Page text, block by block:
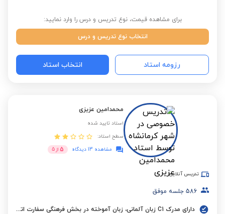
برای مشاهده قیمت، نوع تدریس و درس را وارد نمایید:
انتخاب نوع تدریس و درس
رزومه استاد انتخاب استاد
محمدامین عزیزی
استاد تایید شده
سطح استاد:
مشاهده 13 دیدگاه
5 از 5
تدریس آنلاین
586 جلسه موفق
دارای مدرک C1 زبان آلمانی، زبان آموخته در بخش فرهنگی سفارت اتریش (ÖKF) با نمرات ترمیک ممتاز